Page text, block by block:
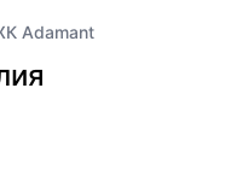
Adamant